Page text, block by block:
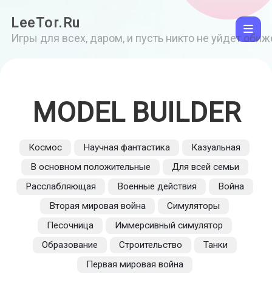
LeeTor.Ru
Игры для всех, даром, и пусть никто не уйдет
MODEL BUILDER
Космос Научная фантастика
Казуальная
В основном положительные
Для всей семьи
Расслабляющая
Военные действия
Война
Вторая мировая война
Симуляторы
Песочница
Иммерсивный симулятор
Образование
Строительство
Танки
Первая мировая война